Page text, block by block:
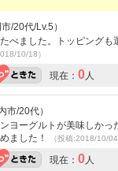
/20代/Lv.5）
べました。トッピング
10/18）
現在： 0 人
市/20代）
ヨーグルトが美味しか
ました！
（投稿:2018/10/
現在： 0 人